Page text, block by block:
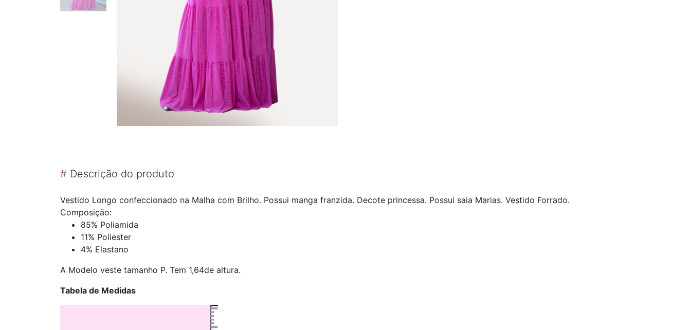
# Descrição do produto
Vestido Longo confeccionado na Malha com Brilho. Possui manga franzida. Decote princessa. Possui saia Marias. Vestido Forrado.
Composição:
85% Poliamida
11% Poliester
4% Elastano
A Modelo veste tamanho P. Tem 1,64de altura.
Tabela de Medidas